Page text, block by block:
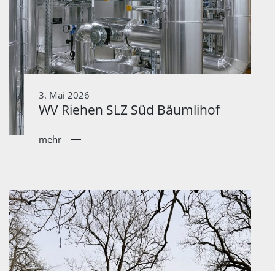
3. Mai 2026
WV Riehen SLZ Süd Bäumlihof
mehr